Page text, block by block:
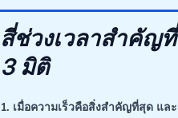
สี่ช่วงเวลาสำคัญ
3 มิติ
1. เมื่อความเร็วคือสิ่งสำคัญที่สุด แล